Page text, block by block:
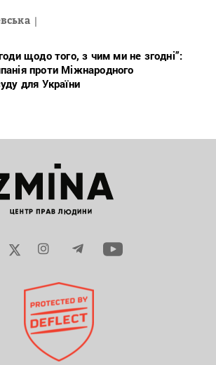
щодо того, з чим ми не згодні”:
проти Міжнародного
для України